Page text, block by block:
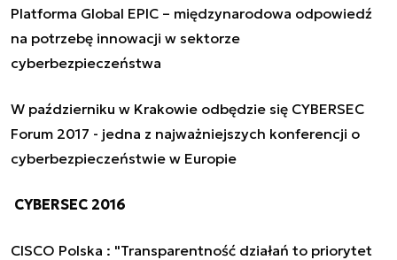
Platforma Global EPIC – międzynarodowa odpowiedź
na potrzebę innowacji w sektorze
cyberbezpieczeństwa
W październiku w Krakowie odbędzie się CYBERSEC
Forum 2017 - jedna z najważniejszych konferencji o
cyberbezpieczeństwie w Europie
CYBERSEC 2016
CISCO Polska : "Transparentność działań to priorytet